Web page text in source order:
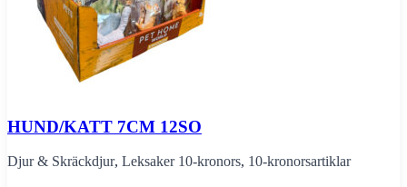
HUND/KATT 7CM 12SO
Djur & Skräckdjur, Leksaker 10-kronors, 10-kronorsartiklar